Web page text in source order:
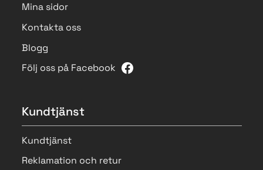
Mina sidor
Kontakta oss
Blogg
Följ oss på Facebook
Kundtjänst
Kundtjänst
Reklamation och retur